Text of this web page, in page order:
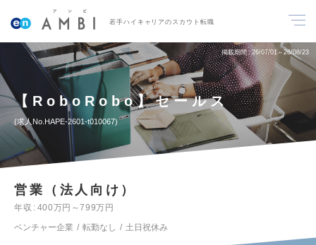
若手ハイキャリアのスカウト転職
掲載期間 26/07/01～26/08/23
【RoboRobo】セールス
求人No.HAPE-2601-t010067
営業（法人向け）
年収
400万円～799万円
ベンチャー企業
転勤なし 土日祝休み